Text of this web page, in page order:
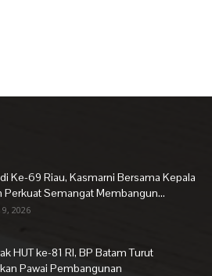
Ke-69 Riau, Kasmarni Bersama Kepala
Perkuat Semangat Membangun...
2026
HUT ke-81 RI, BP Batam Turut
Pawai Pembangunan